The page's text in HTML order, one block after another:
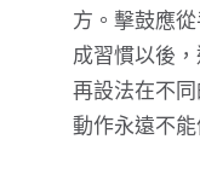
方。擊鼓應
成習慣以後
再設法在不
動作永遠不能